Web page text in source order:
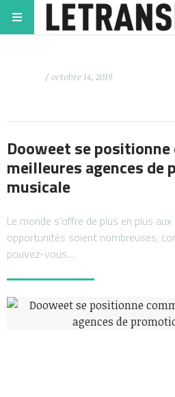
/ octobre 14, 2019
Dooweet se positionne
meilleures agences de
musicale
Le monde s’offre de plus en plus
opportunités soient nombreuses,
pouvez-vous…